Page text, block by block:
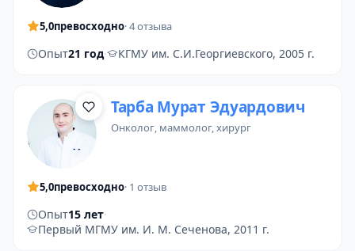
5,0превосходно· 4 отзыва
Опыт21 год· КГМУ им. С.И.Георгиевского, 2005 г.
Тарба Мурат Эдуардович
онколог, маммолог, хирург
5,0превосходно· 1 отзыв
Опыт15 лет·
Первый МГМУ им. И. М. Сеченова, 2011 г.